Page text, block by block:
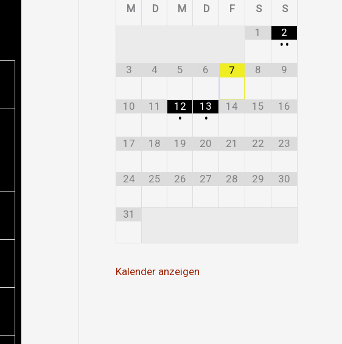
M D M D F S
S
1
2
• •
3 4 5 6 7 8 9
10 11
12
•
13
•
14 15 16
17 18 19 20 21 22 23
24 25 26 27 28 29 30
31
Kalender anzeigen